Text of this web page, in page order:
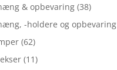
& opbevaring (38)
-holdere og opbevaring
(62)
(11)